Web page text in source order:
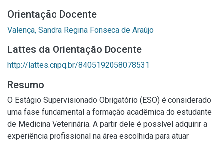
Orientação Docente
Valença, Sandra Regina Fonseca de Araújo
Lattes da Orientação Docente
http://lattes.cnpq.br/8405192058078531
Resumo
O Estágio Supervisionado Obrigatório (ESO) é considerado
uma fase fundamental a formação acadêmica do estudante
de Medicina Veterinária. A partir dele é possível adquirir a
experiência profissional na área escolhida para atuar